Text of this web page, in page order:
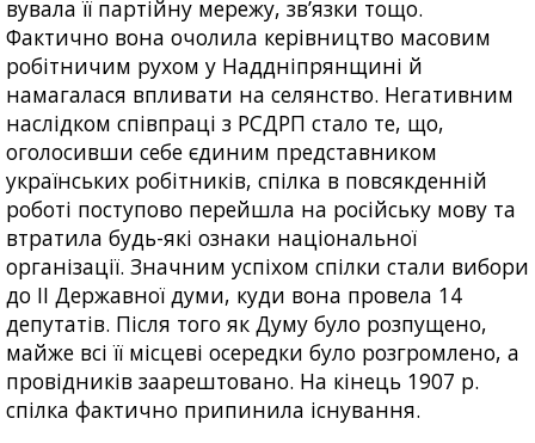
вувала її партійну мережу, зв’язки тощо.
Фактично вона очолила керівництво масовим
робітничим рухом у Наддніпрянщині й
намагалася впливати на селянство. Негативним
наслідком співпраці з РСДРП стало те, що,
оголосивши себе єдиним представником
українських робітників, спілка в повсякденній
роботі поступово перейшла на російську мову та
втратила будь-які ознаки національної
організації. Значним успіхом спілки стали вибори
до II Державної думи, куди вона провела 14
депутатів. Після того як Думу було розпущено,
майже всі її місцеві осередки було розгромлено, а
провідників заарештовано. На кінець 1907 р.
спілка фактично припинила існування.